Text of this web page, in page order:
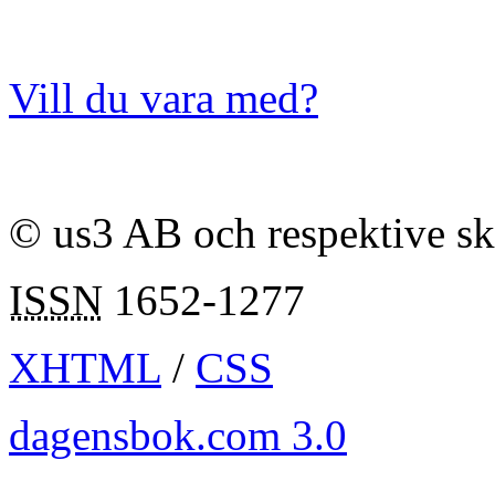
Vill du vara med?
© us3 AB och respektive
ISSN 1652-1277
XHTML / CSS
dagensbok.com 3.0